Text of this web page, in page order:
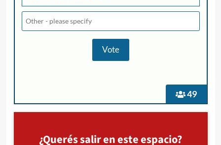
49
¿Querés salir en este espacio?